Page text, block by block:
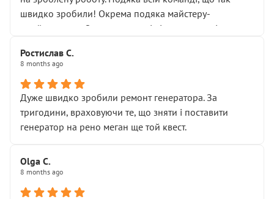
здаються дрібницями.
Я — клієнт, який працює на довірі, і саме її цей сервіс
Хотілося б більше:
• належної уваги до авто
• прозорості в роботах і рахунках
• реальної діагностики, а не формального
“подивились і поїхав”
На жаль, складається враження, що сервіс працює не
Стосовно комунікації - все добре
швидко зробили! Окрема подяка майстеру-
приймальнику Олександру: всі чітко та по суті.
звертатися до цього автосервісу.
Ростислав С.
8 months ago
Дуже швидко зробили ремонт генератора. За
тригодини, враховуючи те, що зняти і поставити
генератор на рено меган ще той квест.
Olga С.
8 months ago